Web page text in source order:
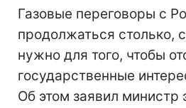
Газовые переговоры с
продолжаться столько,
нужно для того, чтобы
государственные
Об этом заявил министр